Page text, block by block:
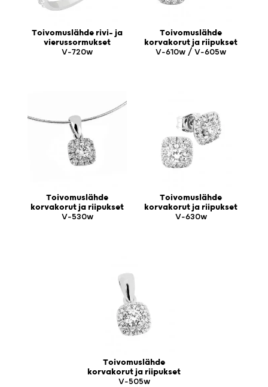
Toivomuslähde rivi- ja
vierussormukset
V-720w
Toivomuslähde
korvakorut ja riipukset
V-610w / V-605w
Toivomuslähde
korvakorut ja riipukset
V-530w
Toivomuslähde
korvakorut ja riipukset
V-630w
Toivomuslähde
korvakorut ja riipukset
V-505w